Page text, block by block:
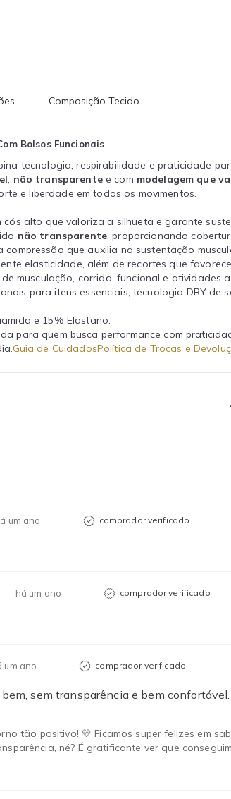
Composição Tecido
Bolsos Funcionais
tecnologia, respirabilidade e praticidade
não transparentee com modelagem que
e liberdade em todos os movimentos.
cós alto que valoriza a silhueta e garante
não transparente , proporcionando
compressão que auxilia na sustentação
elasticidade, além de recortes que
de musculação, corrida, funcional e atividades
para itens essenciais, tecnologia DRY
e 15% Elastano.
para quem busca performance com
Guia de CuidadosPolítica de Trocas e
um ano comprador verificado
há um ano comprador verificado
um ano comprador verificado
sem transparência e bem confortável.
tão positivo! 💛 Ficamos super felizes em
né? É gratificante ver que